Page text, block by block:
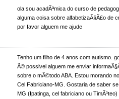
ola sou acadÃªmica do curso de
alguma coisa sobre alfabetizaÃ§Ã£o de
por favor alguem me ajude
Tenho um filho de 4 anos com autismo.
Ã© possivel alguem me enviar
sobre o mÃ©todo ABA. Estou morando
Cel Fabriciano-MG. Gostaria de saber se
MG (Ipatinga, cel fabriciano ou TimÃ³teo)